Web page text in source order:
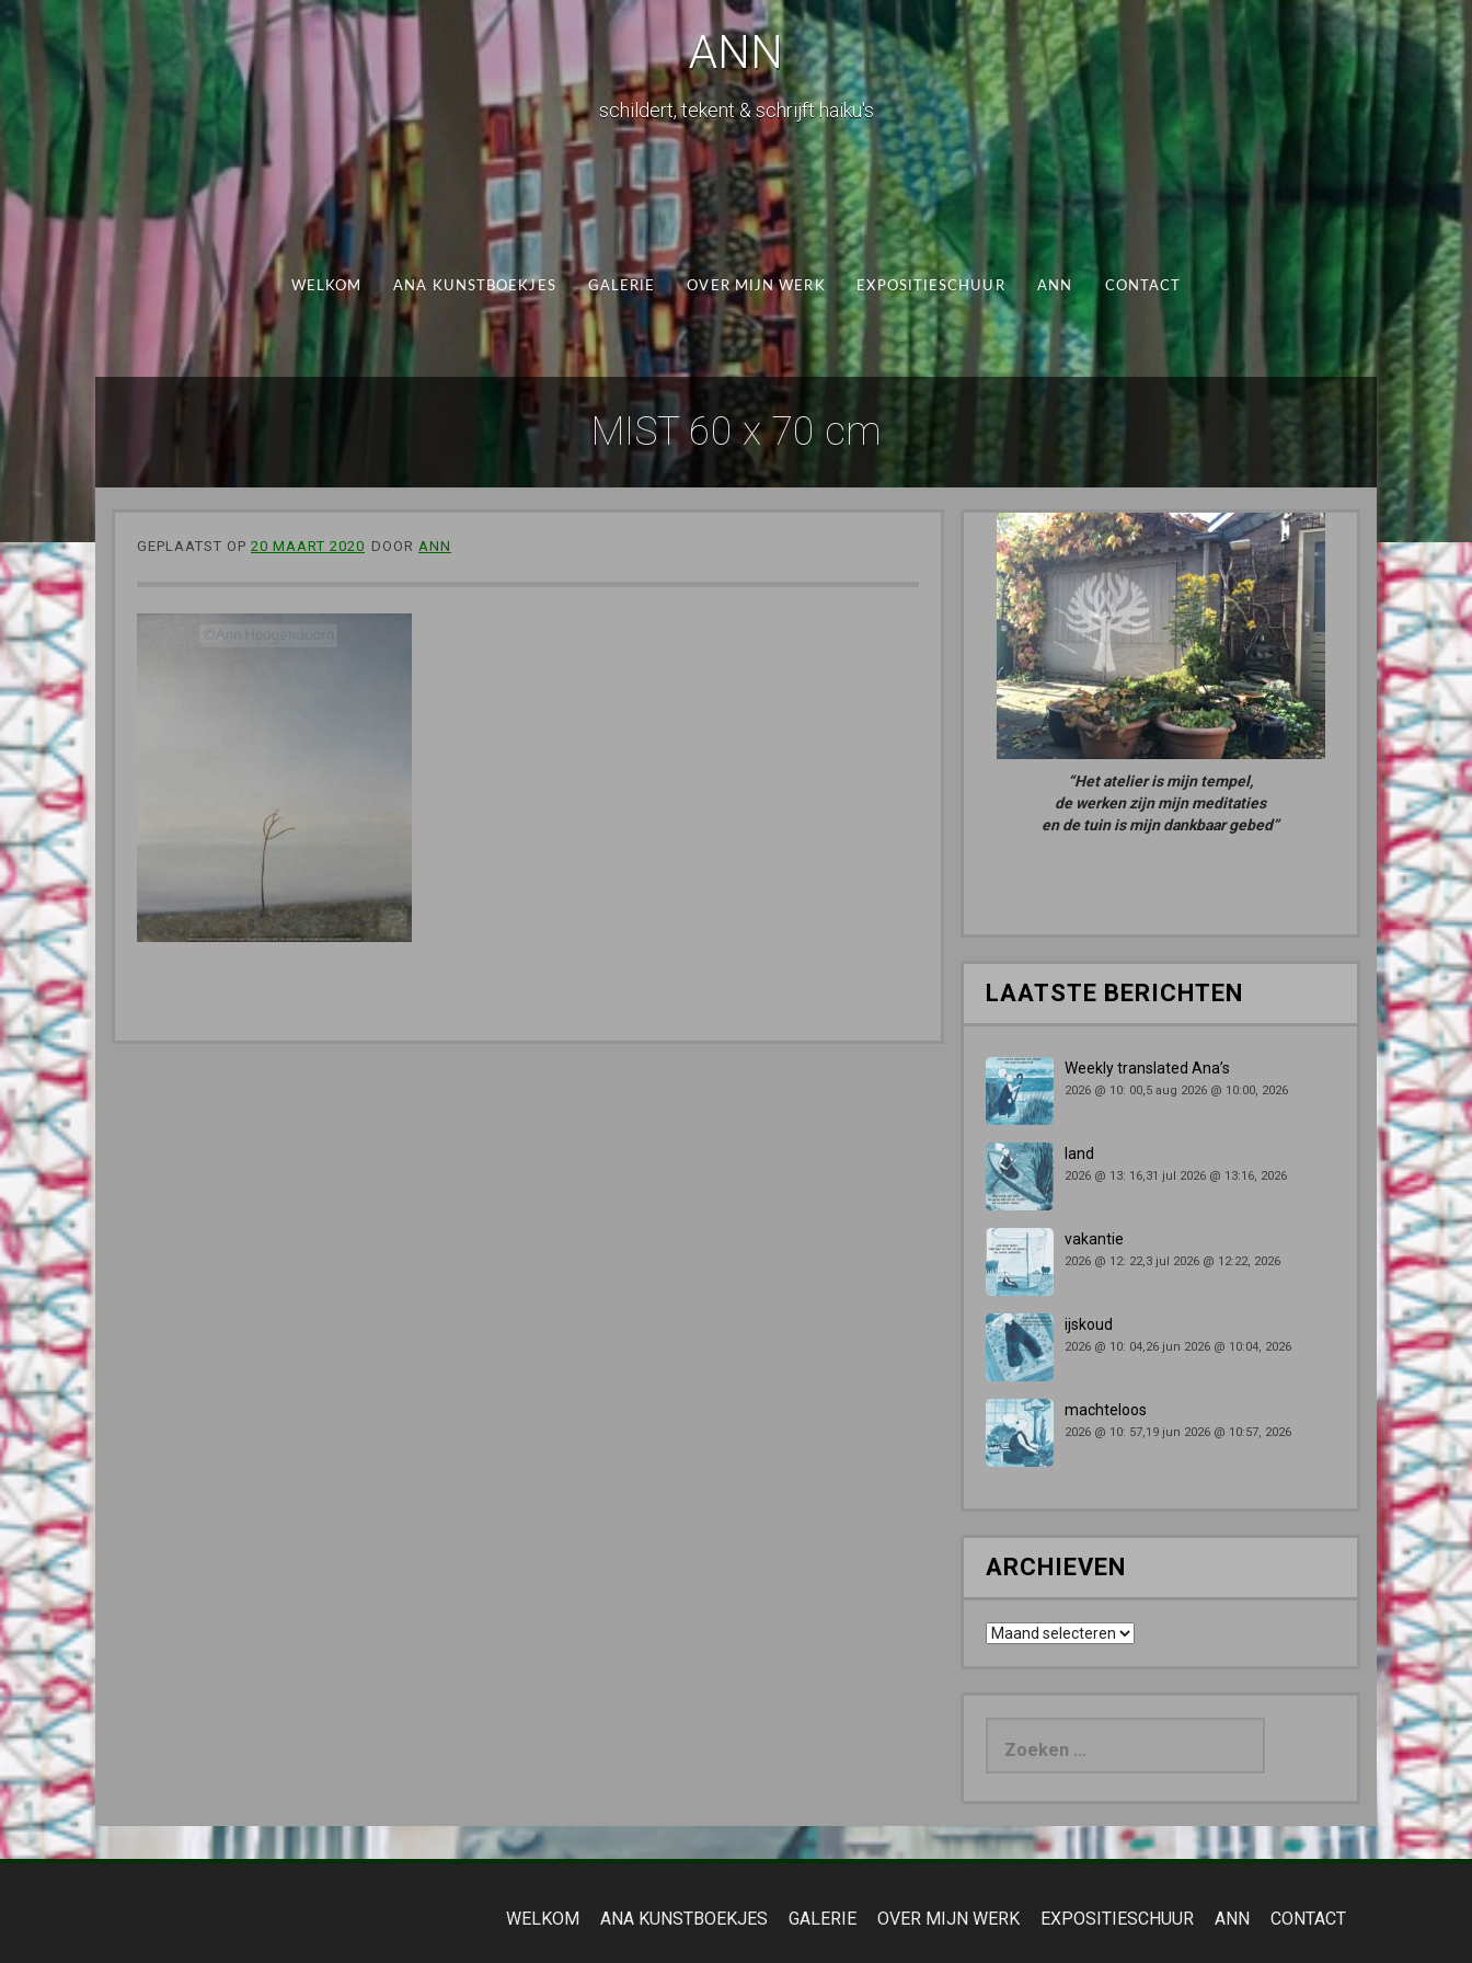
ANN
schildert, tekent & schrijft haiku's
WELKOM ANA KUNSTBOEKJES GALERIE OVER MIJN WERK EXPOSITIESCHUUR ANN CONTACT
MIST 60 x 70 cm
GEPLAATST OP 20 MAART 2020 DOOR ANN
“Het atelier is mijn tempel,
de werken zijn mijn meditaties
en de tuin is mijn dankbaar gebed”
LAATSTE BERICHTEN
Weekly translated Ana’s
2026 @ 10: 00,5 aug 2026 @ 10:00, 2026
land
2026 @ 13: 16,31 jul 2026 @ 13:16, 2026
vakantie
2026 @ 12: 22,3 jul 2026 @ 12:22, 2026
ijskoud
2026 @ 10: 04,26 jun 2026 @ 10:04, 2026
machteloos
2026 @ 10: 57,19 jun 2026 @ 10:57, 2026
ARCHIEVEN
Archieven
WELKOM ANA KUNSTBOEKJES GALERIE OVER MIJN WERK EXPOSITIESCHUUR ANN CONTACT